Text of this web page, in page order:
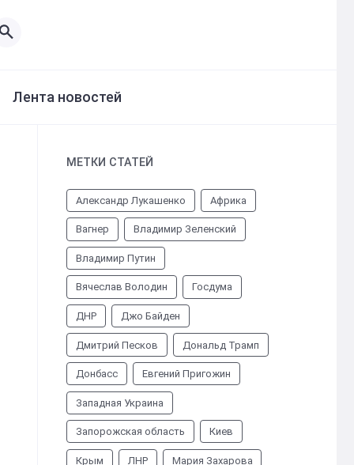
Лента новостей
МЕТКИ СТАТЕЙ
Александр Лукашенко Африка
Вагнер Владимир Зеленский
Владимир Путин
Вячеслав Володин Госдума
ДНР Джо Байден
Дмитрий Песков Дональд Трамп
Донбасс Евгений Пригожин
Западная Украина
Запорожская область Киев
Крым ЛНР Мария Захарова